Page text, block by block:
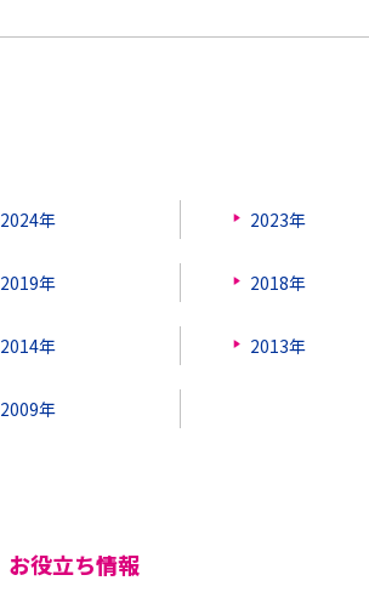
2024年 2023年
2019年 2018年
2014年 2013年
2009年
お役立ち情報